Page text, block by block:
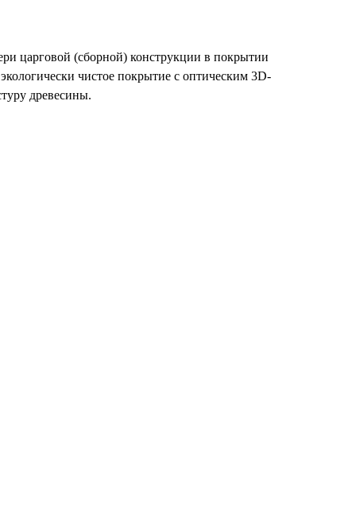
царговой (сборной) конструкции в покрытии
чистое покрытие с оптическим 3D-
древесины.